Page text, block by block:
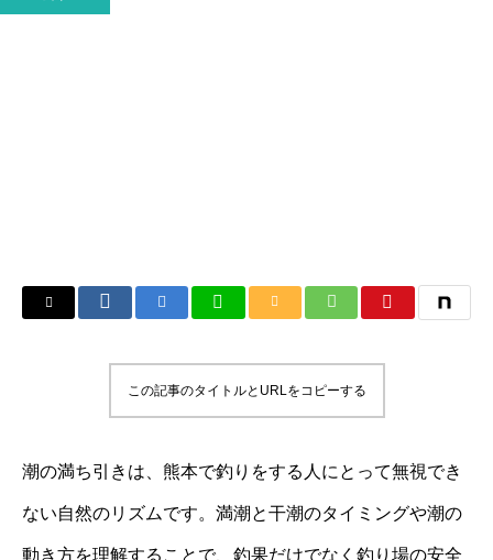
この記事のタイトルとURLをコピーする
潮の満ち引きは、熊本で釣りをする人にとって無視でき
ない自然のリズムです。満潮と干潮のタイミングや潮の
動き方を理解することで、釣果だけでなく釣り場の安全